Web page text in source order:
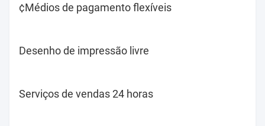
¢Médios de pagamento flexíveis
Desenho de impressão livre
Serviços de vendas 24 horas